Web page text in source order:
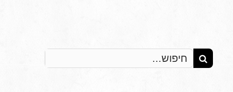
Search
for: